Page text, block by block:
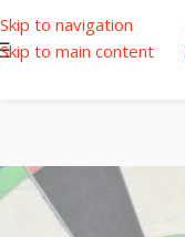
Skip to navigation
Skip to main content